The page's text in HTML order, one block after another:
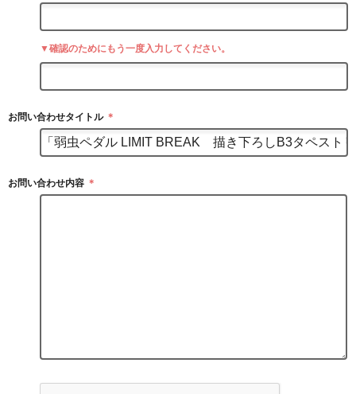
▼確認のためにもう一度入力してください。
お問い合わせタイトル ＊
お問い合わせ内容 ＊